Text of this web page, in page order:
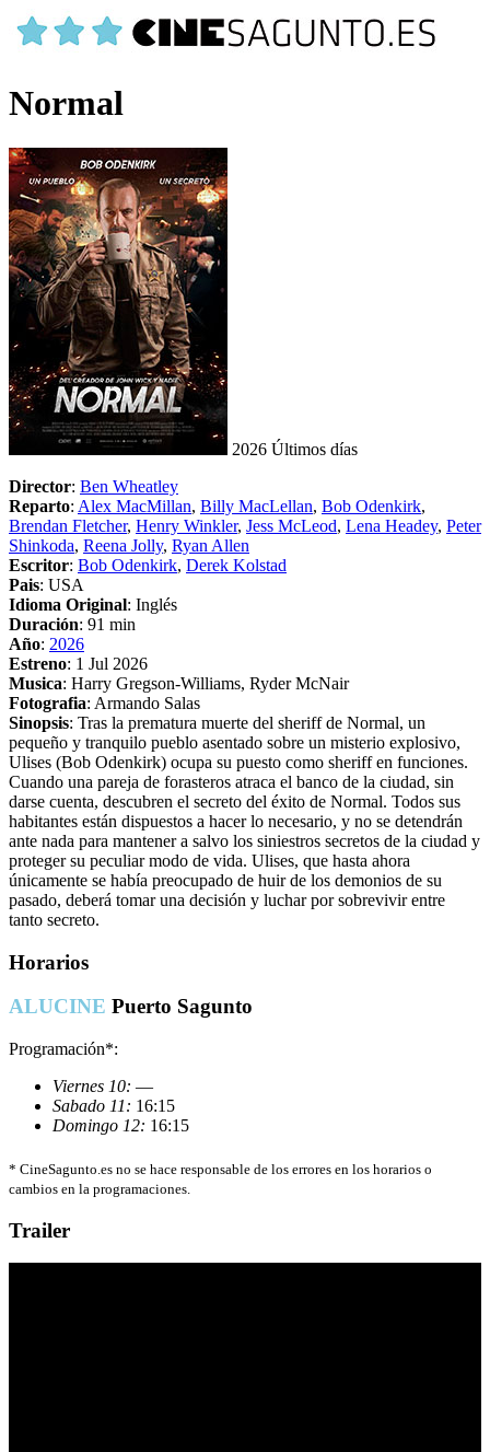
Normal
2026 Últimos días
Director: Ben Wheatley
Reparto: Alex MacMillan, Billy MacLellan, Bob Odenkirk,
Brendan Fletcher, Henry Winkler, Jess McLeod, Lena Headey, Peter
Shinkoda, Reena Jolly, Ryan Allen
Escritor: Bob Odenkirk, Derek Kolstad
Pais: USA
Idioma Original: Inglés
Duración: 91 min
Año: 2026
Estreno: 1 Jul 2026
Musica: Harry Gregson-Williams, Ryder McNair
Fotografia: Armando Salas
Sinopsis: Tras la prematura muerte del sheriff de Normal, un
pequeño y tranquilo pueblo asentado sobre un misterio explosivo,
Ulises (Bob Odenkirk) ocupa su puesto como sheriff en funciones.
Cuando una pareja de forasteros atraca el banco de la ciudad, sin
darse cuenta, descubren el secreto del éxito de Normal. Todos sus
habitantes están dispuestos a hacer lo necesario, y no se detendrán
ante nada para mantener a salvo los siniestros secretos de la ciudad y
proteger su peculiar modo de vida. Ulises, que hasta ahora
únicamente se había preocupado de huir de los demonios de su
pasado, deberá tomar una decisión y luchar por sobrevivir entre
tanto secreto.
Horarios
ALUCINE Puerto Sagunto
Programación*:
Viernes 10: —
Sabado 11: 16:15
Domingo 12: 16:15
* CineSagunto.es no se hace responsable de los errores en los horarios o
cambios en la programaciones.
Trailer